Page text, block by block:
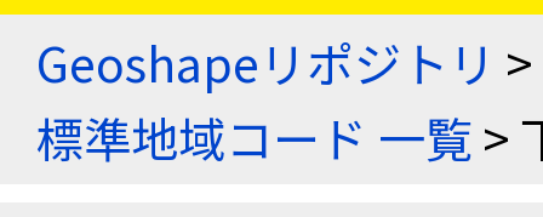
Geoshapeリポジトリ >
標準地域コード 一覧>